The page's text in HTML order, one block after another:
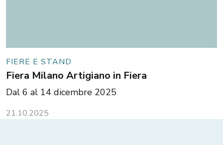
FIERE E STAND
Fiera Milano Artigiano in Fiera
Dal 6 al 14 dicembre 2025
21.10.2025